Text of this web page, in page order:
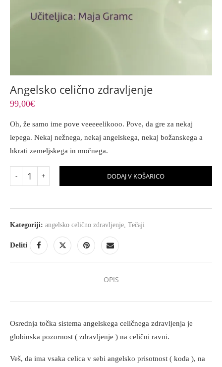
Angelsko celično zdravljenje
99,00€
Oh, že samo ime pove veeeeelikooo. Pove, da gre za nekaj
lepega. Nekaj nežnega, nekaj angelskega, nekaj božanskega a
hkrati zemeljskega in močnega.
DODAJ V KOŠARICO
Kategoriji: angelsko celično zdravljenje Tečaji
Deliti
OPIS
Osrednja točka sistema angelskega celičnega zdravljenja je
globinska pozornost ( zdravljenje ) na celični ravni.
Veš, da ima vsaka celica v sebi angelsko prisotnost ( koda ), na